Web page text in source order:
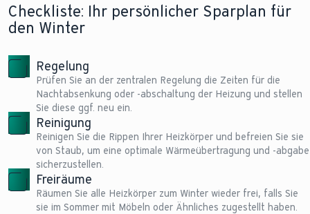
Checkliste: Ihr persönlicher Sparplan für
den Winter
Regelung
Prüfen Sie an der zentralen Regelung die Zeiten für die
Nachtabsenkung oder -abschaltung der Heizung und stellen
Sie diese ggf. neu ein.
Reinigung
Reinigen Sie die Rippen Ihrer Heizkörper und befreien Sie sie
von Staub, um eine optimale Wärmeübertragung und -abgabe
sicherzustellen.
Freiräume
Räumen Sie alle Heizkörper zum Winter wieder frei, falls Sie
sie im Sommer mit Möbeln oder Ähnliches zugestellt haben.